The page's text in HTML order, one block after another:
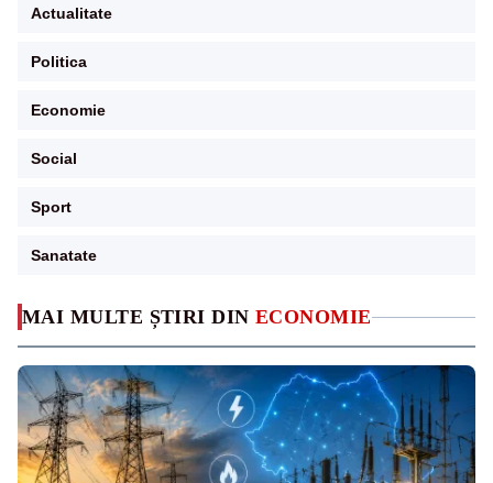
MAI MULTE ȘTIRI DIN ECONOMIE
Actualitate
Politica
Economie
Social
Sport
Sanatate